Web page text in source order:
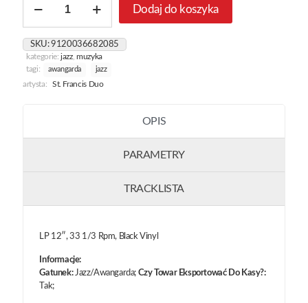
Peacemaker
Dodaj do koszyka
SKU:9120036682085
kategorie: jazz,muzyka
tagi:
awangarda jazz
artysta: St. Francis Duo
OPIS
PARAMETRY
TRACKLISTA
LP 12″, 33 1/3 Rpm, Black Vinyl
Informacje:
Gatunek:Jazz/Awangarda; Czy Towar Eksportować Do Kasy?:
Tak;